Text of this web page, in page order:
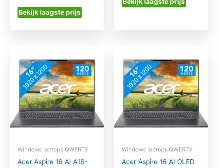
Bekijk laagste prijs
Bekijk laagste prijs
Windows laptops QWERTY
Acer Aspire 16 AI A16-
Windows laptops QWERTY
Acer Aspire 16 AI OLED